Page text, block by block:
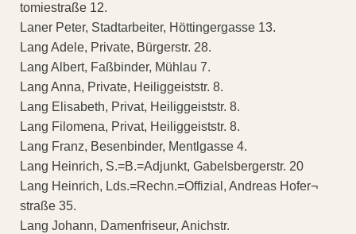
tomiestraße 12.
Laner Peter, Stadtarbeiter, Höttingergasse 13.
Lang Adele, Private, Bürgerstr. 28.
Lang Albert, Faßbinder, Mühlau 7.
Lang Anna, Private, Heiliggeiststr. 8.
Lang Elisabeth, Privat, Heiliggeiststr. 8.
Lang Filomena, Privat, Heiliggeiststr. 8.
Lang Franz, Besenbinder, Mentlgasse 4.
Lang Heinrich, S.=B.=Adjunkt, Gabelsbergerstr. 20
Lang Heinrich, Lds.=Rechn.=Offizial, Andreas Hofer¬
straße 35.
Lang Johann, Damenfriseur, Anichstr.